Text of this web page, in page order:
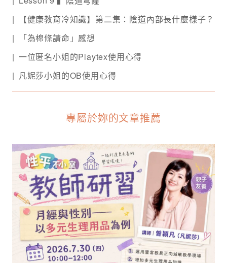
【健康教育冷知識】第二集：陰道內部長什麼樣子？
「為棉條請命」感想
一位匿名小姐的Playtex使用心得
凡妮莎小姐的OB使用心得
專屬於妳的文章推薦